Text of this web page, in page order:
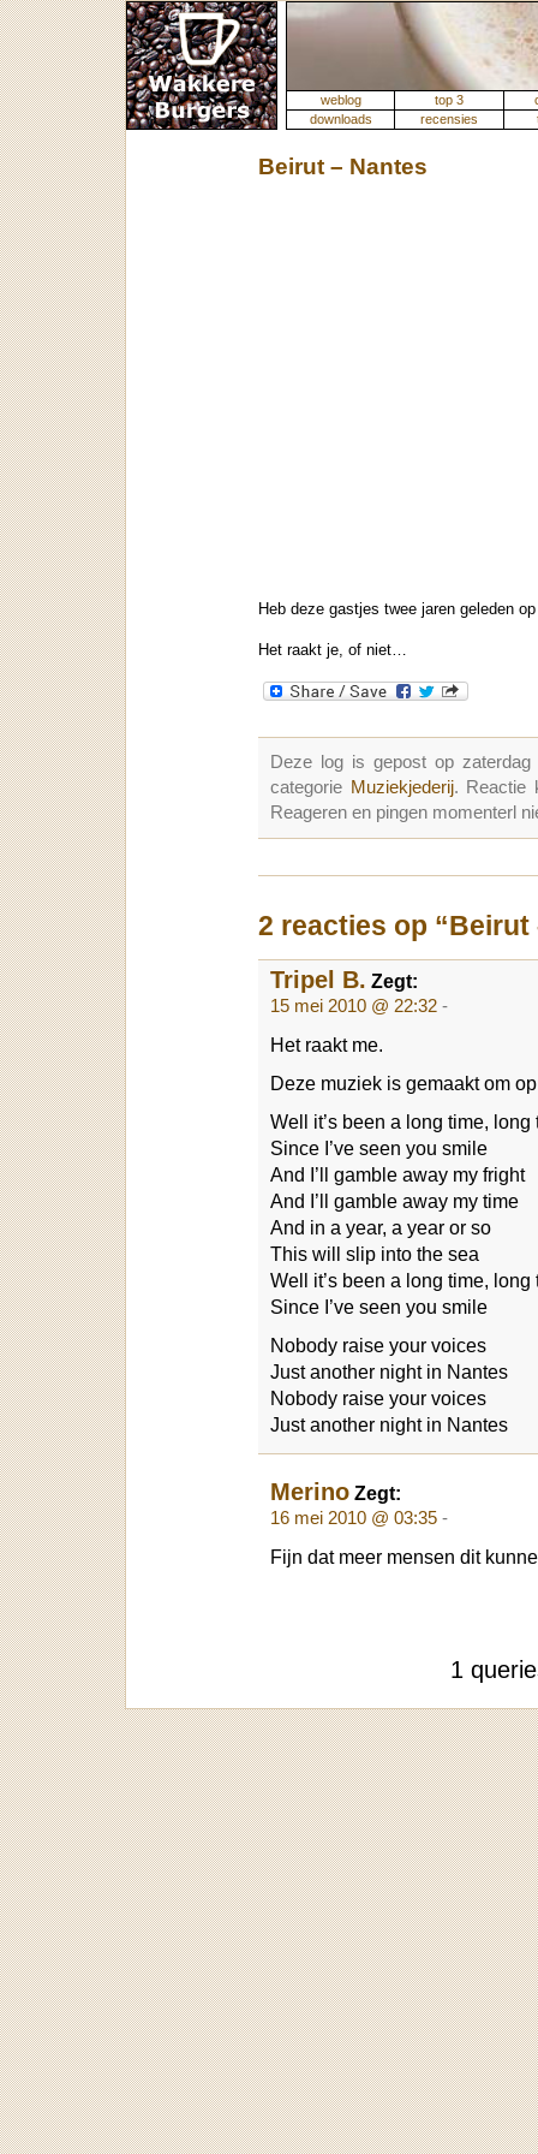
weblog top 3
downloads
recensies
Beirut – Nantes
Heb deze gastjes twee jaren geleden
Het raakt je, of niet…
Deze log is gepost op
categorie Muziekjederij. Reactie
Reageren en pingen momenterl
2 reacties op “Beirut
Tripel B. Zegt:
15 mei 2010 @ 22:32 -
Het raakt me.
Deze muziek is gemaakt om
Well it’s been a long time, long
Since I’ve seen you smile
And I’ll gamble away my fright
And I’ll gamble away my time
And in a year, a year or so
This will slip into the sea
Well it’s been a long time, long
Since I’ve seen you smile
Nobody raise your voices
Just another night in Nantes
Nobody raise your voices
Just another night in Nantes
Merino Zegt:
16 mei 2010 @ 03:35 -
Fijn dat meer mensen dit
1